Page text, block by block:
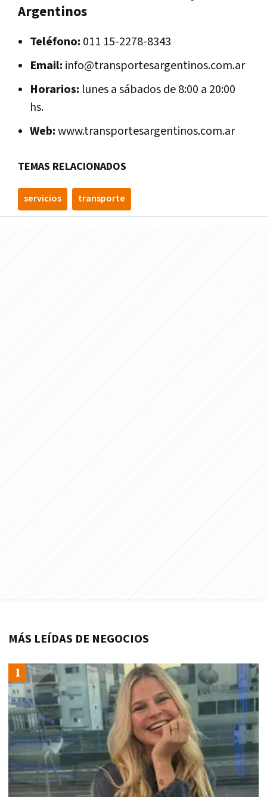
Argentinos
Teléfono: 011 15-2278-8343
Email: info@transportesargentinos.com.ar
Horarios: lunes a sábados de 8:00 a 20:00
hs.
Web:www.transportesargentinos.com.ar
TEMAS RELACIONADOS
servicios transporte
MÁS LEÍDAS DE NEGOCIOS